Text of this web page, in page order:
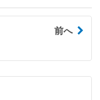
前へ